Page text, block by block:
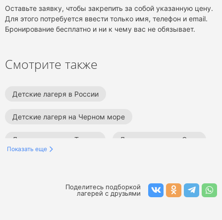
Оставьте заявку, чтобы закрепить за собой указанную цену.
Для этого потребуется ввести только имя, телефон и email.
Бронирование бесплатно и ни к чему вас не обязывает.
Смотрите также
Детские лагеря в России
Детские лагеря на Черном море
Детские лагеря в Туапсе Детские лагеря в Сочи
Лагеря в Краснодарском крае
Показать еще
Поделитесь подборкой
лагерей с друзьями